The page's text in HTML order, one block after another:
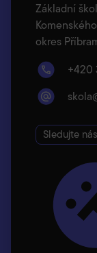
Základní
okres
+420
Sledujte nás